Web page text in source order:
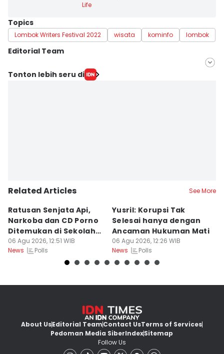
Life
Topics
Lombok Writers Festival 2022 wisata kominfo lombok
Editorial Team
Editor
Tonton lebih seru di
Related Articles See More
Ratusan Senjata Api,
Narkoba dan CD Porno
Ditemukan di Sekolah
Jaksel
06 Agu 2026, 12:51 WIB
News
Polls
Yusril: Korupsi Tak
Selesai hanya dengan
Ancaman Hukuman Mati
06 Agu 2026, 12:26 WIB
News
Polls
About UsEditorial TeamContact UsTerms of Services
Pedoman Media SiberIndexSitemap
Follow Us